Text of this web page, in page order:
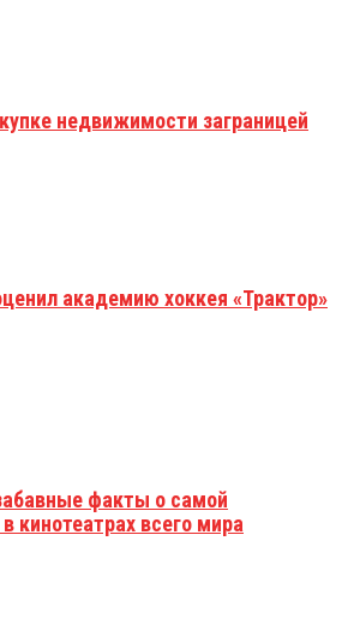
недвижимости заграницей
академию хоккея «Трактор»
факты о самой
кинотеатрах всего мира